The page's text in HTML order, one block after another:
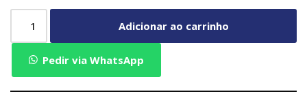
Adicionar ao carrinho
Pedir via WhatsApp